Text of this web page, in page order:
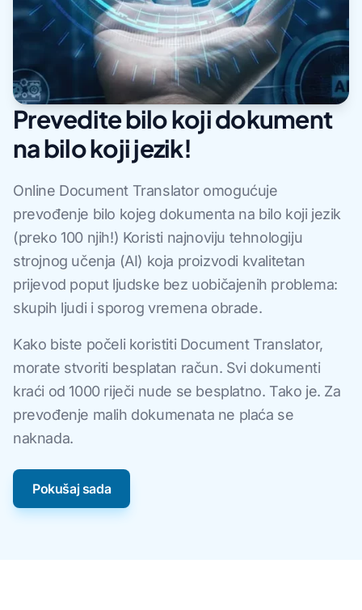
Prevedite bilo koji dokument
na bilo koji jezik!
Online Document Translator omogućuje
prevođenje bilo kojeg dokumenta na bilo koji jezik
(preko 100 njih!) Koristi najnoviju tehnologiju
strojnog učenja (AI) koja proizvodi kvalitetan
prijevod poput ljudske bez uobičajenih problema:
skupih ljudi i sporog vremena obrade.
Kako biste počeli koristiti Document Translator,
morate stvoriti besplatan račun. Svi dokumenti
kraći od 1000 riječi nude se besplatno. Tako je. Za
prevođenje malih dokumenata ne plaća se
naknada.
Pokušaj sada